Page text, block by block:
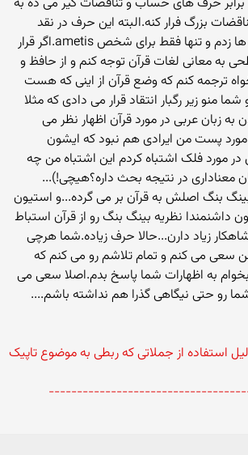
بزرگ فرار کنه.البته این حرف در نقد
مذهبیون و کلا آخوند ها زدم و تنها فقط برای شخص ametis.اگر قرار
به معانی لغات قرآن توجه کنم و از حافظ و
ترجمه کنم که وضع قرآن از اینی که هست
منو زیر رگبار انتقاد قرار می دادی که مثلا
به زبان عربی در مورد قرآن اظهار نظر می
مورد پست من ایرادی هم نبود که ایشون
در مورد فلک اشتباه کردم این اشتباه من چه
معناداری در نتیجه بحث داره؟هیچی!)...
بنگ اصلش به قرآن بر می گرده...و استیون
داشنمندا نظریه بینگ بنگ رو از قرآن استباط
زیاد دارن...حالا حرف زیاده.شما هرچی
سعی می کنم و تمام تلاشم رو می کنم که
به اظهارات شما پاسخ بدم.اصلا سعی می
رو حتی نیگاهی گذرا هم نداشته باشم....
استفاده از جملاتی که ربطی به موضوع تاپیک